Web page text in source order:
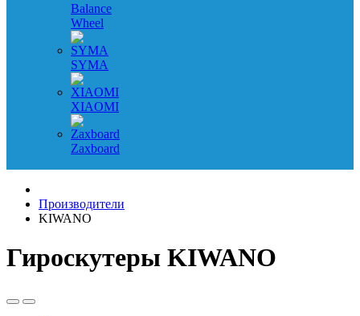
Balance
Wheel
SYMA
XIAOMI
Zaxboard
Производители
KIWANO
Гироскутеры KIWANO